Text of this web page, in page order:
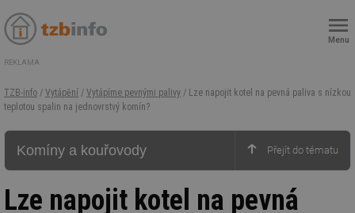
Menu
REKLAMA
TZB-info / Vytápění / Vytápíme pevnými palivy / Lze napojit kotel na pevná paliva s nízkou
teplotou spalin na jednovrstvý komín?
Komíny a kouřovody
Lze napojit kotel na pevná